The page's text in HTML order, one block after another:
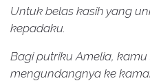
Untuk belas kasih yang
kepadaku.
Bagi putriku Amelia,
mengundangnya ke